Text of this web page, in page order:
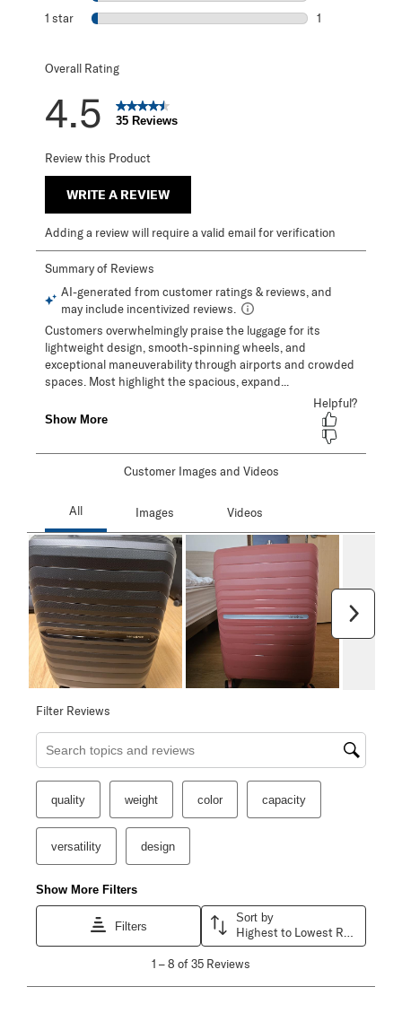
1 star stars
1
Overall Rating
4.5 35 Reviews
Review this Product
WRITE A REVIEW
Adding a review will require a valid email for verification
Customer Images and Videos
Filter Reviews
Search topics and reviews search region
quality weight color capacity
versatility design
Show More Filters
Filters
Sort by
8
1 –8 of 35 Reviews